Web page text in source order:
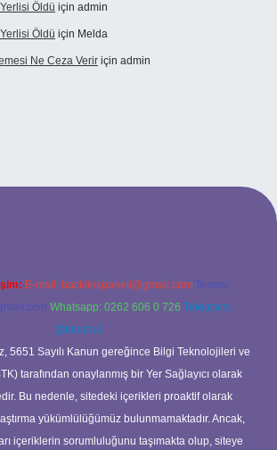
Öldü için admin
Öldü için Melda
Ne Ceza Verir için admin
E-mail: backlinkpaneli@gmail.com Teams:
Whatsapp: 0262 606 0 726 Telegram:
@karabul
5651 Sayılı Kanun gereğince Bilgi Teknolojileri ve
tarafından onaylanmış bir Yer Sağlayıcı olarak
Bu nedenle, sitedeki içerikleri proaktif olarak
yükümlülüğümüz bulunmamaktadır. Ancak,
içeriklerin sorumluluğunu taşımakta olup, siteye